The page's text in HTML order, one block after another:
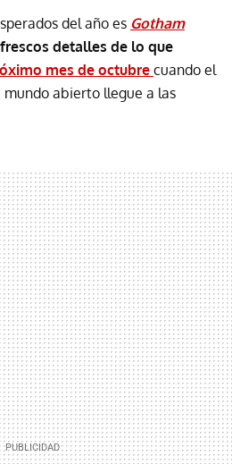
del año es Gotham
frescos detalles de lo que
mes de octubre cuando el
mundo abierto llegue a las